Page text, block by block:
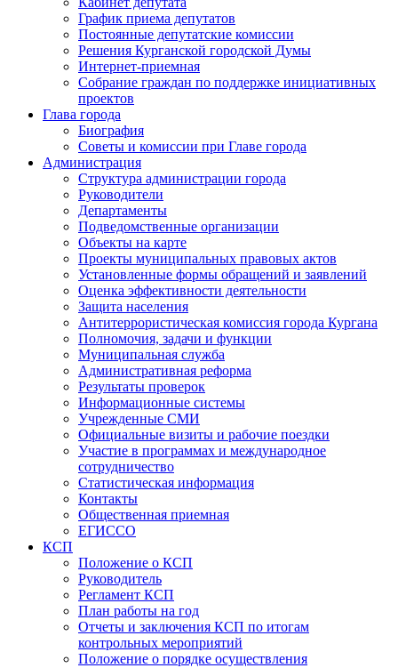
График приема депутатов
Постоянные депутатские комиссии
Решения Курганской городской Думы
Интернет-приемная
Собрание граждан по поддержке инициативных
проектов
Глава города
Биография
Советы и комиссии при Главе города
Администрация
Структура администрации города
Руководители
Департаменты
Подведомственные организации
Объекты на карте
Проекты муниципальных правовых актов
Установленные формы обращений и заявлений
Оценка эффективности деятельности
Защита населения
Антитеррористическая комиссия города Кургана
Полномочия, задачи и функции
Муниципальная служба
Административная реформа
Результаты проверок
Информационные системы
Учрежденные СМИ
Официальные визиты и рабочие поездки
Участие в программах и международное
сотрудничество
Статистическая информация
Контакты
Общественная приемная
ЕГИССО
КСП
Положение о КСП
Руководитель
Регламент КСП
План работы на год
Отчеты и заключения КСП по итогам
контрольных мероприятий
Положение о порядке осуществления